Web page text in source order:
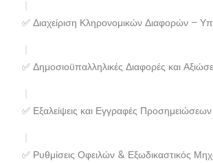
✅ Διαχείριση Κληρονομικών Διαφορών –
✅ Δημοσιοϋπαλληλικές Διαφορές και
✅ Εξαλείψεις και Εγγραφές
✅ Ρυθμίσεις Οφειλών & Εξωδικαστικός